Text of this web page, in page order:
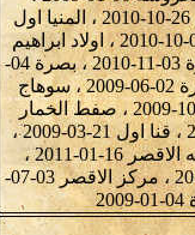
المحروسه 07-01-2009 ، المنشية 04-11-2010 ، المنيا 29-01-2009 ، المنيا اول 26-10-2010 ، المنيا اول
09-12-2010 ، المنيا ثان 14-06-2009 ، المنيا خامس 29-03-2010 ، المنيا رابع 07-10-2010 ، اولاد ابراهيم
12-05-2010 ، بصرة 14-06-2010 ، بصرة 21-06-2010 ، بصرة 24-06-2010 ، بصرة 03-11-2010 ، بصرة 04-
11-2010 ، تله 21-10-2009 ، جبل الطير 10-05-2010 ، دندرة 01-06-2009 ، دندرة 02-06-2009 ، سوهاج
اول 21-09-2009 ، سوهاج اول 22-09-2009 ، شنوان 30-10-2008 ، شنوان 27-10-2009 ، صفط الخمار
الغربية 08-12-2010 ، طهطا 03-09-2012 ، فرغان 08-08-2009 ، قنا 07-08-2008 ، قنا اول 21-03-2009 ،
قنا اول 07-10-2009 ، قنا اول 03-07-2012 ، مدينه الاقصر 09-08-2008 ، مدينه الاقصر 16-01-2011 ،
مدينه الاقصر 17-01-2011 ، مدينه الاقصر 18-01-2011 ، مدينه الاقصر 19-01-2011 ، مركز الاقصر 03-07-